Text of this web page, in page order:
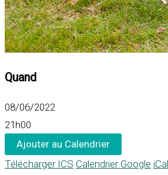
Quand
08/06/2022
21h00
Ajouter au Calendrier
Télécharger ICS Calendrier Google